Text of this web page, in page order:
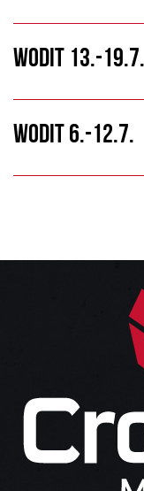
WODIT 13.-19.7.
WODIT 6.-12.7.